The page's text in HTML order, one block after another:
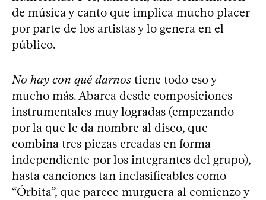
de música y canto que implica mucho placer
por parte de los artistas y lo genera en el
público.
No hay con qué darnos tiene todo eso y
mucho más. Abarca desde composiciones
instrumentales muy logradas (empezando
por la que le da nombre al disco, que
combina tres piezas creadas en forma
independiente por los integrantes del grupo),
hasta canciones tan inclasificables como
“Órbita”, que parece murguera al comienzo y